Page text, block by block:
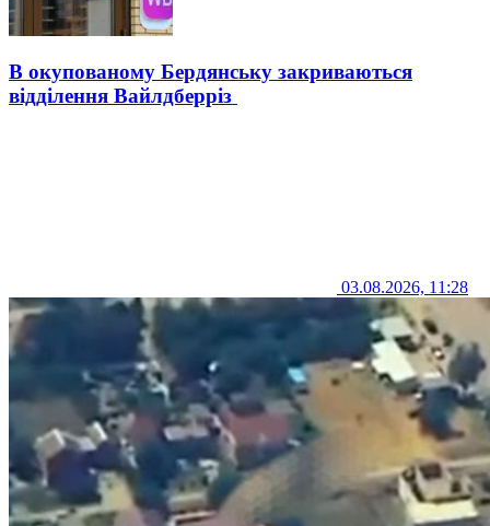
В окупованому Бердянську закриваються
відділення Вайлдберріз
03.08.2026, 11:28